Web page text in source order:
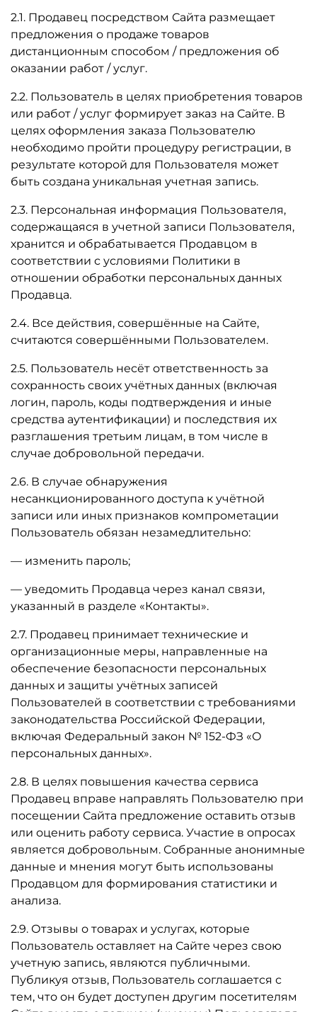
2.1. Продавец посредством Сайта размещает
предложения о продаже товаров
дистанционным способом / предложения об
оказании работ / услуг.
2.2. Пользователь в целях приобретения товаров
или работ / услуг формирует заказ на Сайте. В
целях оформления заказа Пользователю
необходимо пройти процедуру регистрации, в
результате которой для Пользователя может
быть создана уникальная учетная запись.
2.3. Персональная информация Пользователя,
содержащаяся в учетной записи Пользователя,
хранится и обрабатывается Продавцом в
соответствии с условиями Политики в
отношении обработки персональных данных
Продавца.
2.4. Все действия, совершённые на Сайте,
считаются совершёнными Пользователем.
2.5. Пользователь несёт ответственность за
сохранность своих учётных данных (включая
логин, пароль, коды подтверждения и иные
средства аутентификации) и последствия их
разглашения третьим лицам, в том числе в
случае добровольной передачи.
2.6. В случае обнаружения
несанкционированного доступа к учётной
записи или иных признаков компрометации
Пользователь обязан незамедлительно:
— изменить пароль;
— уведомить Продавца через канал связи,
указанный в разделе «Контакты».
2.7. Продавец принимает технические и
организационные меры, направленные на
обеспечение безопасности персональных
данных и защиты учётных записей
Пользователей в соответствии с требованиями
законодательства Российской Федерации,
включая Федеральный закон № 152-ФЗ «О
персональных данных».
2.8. В целях повышения качества сервиса
Продавец вправе направлять Пользователю при
посещении Сайта предложение оставить отзыв
или оценить работу сервиса. Участие в опросах
является добровольным. Собранные анонимные
данные и мнения могут быть использованы
Продавцом для формирования статистики и
анализа.
2.9. Отзывы о товарах и услугах, которые
Пользователь оставляет на Сайте через свою
учетную запись, являются публичными.
Публикуя отзыв, Пользователь соглашается с
тем, что он будет доступен другим посетителям